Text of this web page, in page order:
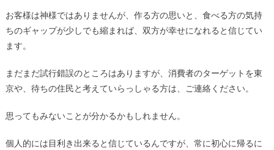
お客様は神様ではありませんが、作る方の思いと、食べる方の気持
ちのギャップが少しでも縮まれば、双方が幸せになれると信じてい
ます。
まだまだ試行錯誤のところはありますが、消費者のターゲットを東
京や、待ちの住民と考えていらっしゃる方は、ご連絡ください。
思ってもみないことが分かるかもしれません。
個人的には目利き出来ると信じているんですが、常に初心に帰るに